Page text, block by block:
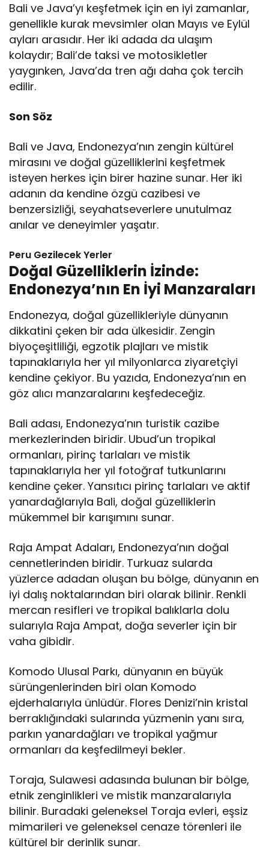
Bali ve Java’yı keşfetmek için en iyi zamanlar,
genellikle kurak mevsimler olan Mayıs ve Eylül
ayları arasıdır. Her iki adada da ulaşım
kolaydır; Bali’de taksi ve motosikletler
yaygınken, Java’da tren ağı daha çok tercih
edilir.
Son Söz
Bali ve Java, Endonezya’nın zengin kültürel
mirasını ve doğal güzelliklerini keşfetmek
isteyen herkes için birer hazine sunar. Her iki
adanın da kendine özgü cazibesi ve
benzersizliği, seyahatseverlere unutulmaz
anılar ve deneyimler yaşatır.
Peru Gezilecek Yerler
Doğal Güzelliklerin İzinde:
Endonezya’nın En İyi Manzaraları
Endonezya, doğal güzellikleriyle dünyanın
dikkatini çeken bir ada ülkesidir. Zengin
biyoçeşitliliği, egzotik plajları ve mistik
tapınaklarıyla her yıl milyonlarca ziyaretçiyi
kendine çekiyor. Bu yazıda, Endonezya’nın en
göz alıcı manzaralarını keşfedeceğiz.
Bali adası, Endonezya’nın turistik cazibe
merkezlerinden biridir. Ubud’un tropikal
ormanları, pirinç tarlaları ve mistik
tapınaklarıyla her yıl fotoğraf tutkunlarını
kendine çeker. Yansıtıcı pirinç tarlaları ve aktif
yanardağlarıyla Bali, doğal güzelliklerin
mükemmel bir karışımını sunar.
Raja Ampat Adaları, Endonezya’nın doğal
cennetlerinden biridir. Turkuaz sularda
yüzlerce adadan oluşan bu bölge, dünyanın en
iyi dalış noktalarından biri olarak bilinir. Renkli
mercan resifleri ve tropikal balıklarla dolu
sularıyla Raja Ampat, doğa severler için bir
vaha gibidir.
Komodo Ulusal Parkı, dünyanın en büyük
sürüngenlerinden biri olan Komodo
ejderhalarıyla ünlüdür. Flores Denizi’nin kristal
berraklığındaki sularında yüzmenin yanı sıra,
parkın yanardağları ve tropikal yağmur
ormanları da keşfedilmeyi bekler.
Toraja, Sulawesi adasında bulunan bir bölge,
etnik zenginlikleri ve mistik manzaralarıyla
bilinir. Buradaki geleneksel Toraja evleri, eşsiz
mimarileri ve geleneksel cenaze törenleri ile
kültürel bir derinlik sunar.